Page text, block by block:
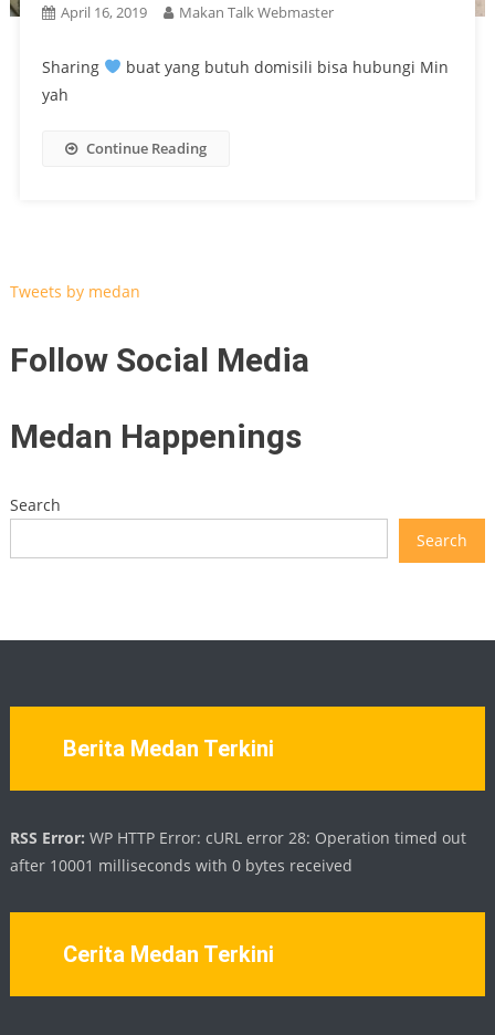
April 16, 2019 Makan Talk Webmaster
Sharing
buat yang butuh domisili bisa hubungi Min
yah
Continue Reading
Tweets by medan
Follow Social Media
Medan Happenings
Search
Search
Berita Medan Terkini
RSS Error: WP HTTP Error: cURL error 28: Operation timed out
after 10001 milliseconds with 0 bytes received
Cerita Medan Terkini